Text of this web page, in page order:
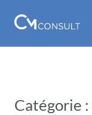
contenu
Catégorie :